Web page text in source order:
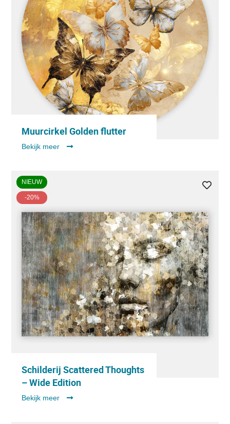
Muurcirkel Golden flutter
Bekijk meer
NIEUW
-20%
Schilderij Scattered Thoughts
– Wide Edition
Bekijk meer